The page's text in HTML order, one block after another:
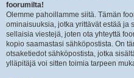
foorumilta!
Olemme pahoillamme siitä. Tämän
ominaisuuksia, jotka yrittävät estää ja
sellaisia viestejä, joten ota yhteyttä
kopio saamastasi sähköpostista. On
otsaketiedot sähköpostista, jotka
ylläpitäjä voi sitten toimia tarpeen